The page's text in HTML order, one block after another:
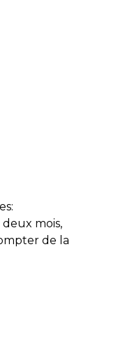
mois,
de la